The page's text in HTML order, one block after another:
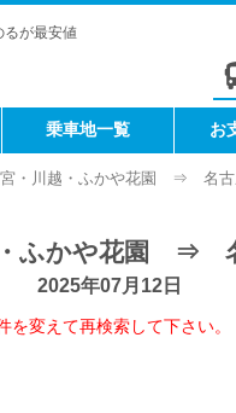
るが最安値
乗車地一覧 お
・川越・ふかや花園 ⇒ 名古
・ふかや花園 ⇒
2025年07月12日
変えて再検索して下さい。